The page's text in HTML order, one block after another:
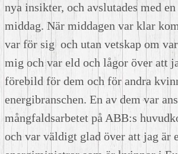
nya insikter, och avslutades med en
middag. När middagen var klar
var för sig och utan vetskap om
mig och var eld och lågor över att
förebild för dem och för andra
energibranschen. En av dem var
mångfaldsarbetet på ABB:s
och var väldigt glad över att jag är